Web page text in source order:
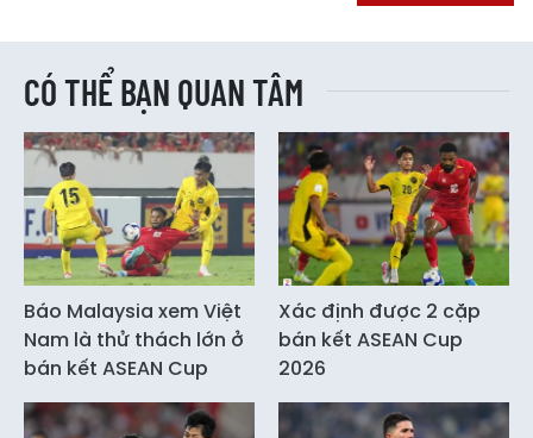
CÓ THỂ BẠN QUAN TÂM
Báo Malaysia xem Việt
Nam là thử thách lớn ở
bán kết ASEAN Cup
Xác định được 2 cặp
bán kết ASEAN Cup
2026